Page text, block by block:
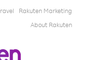
Rakuten Marketing
About Rakuten